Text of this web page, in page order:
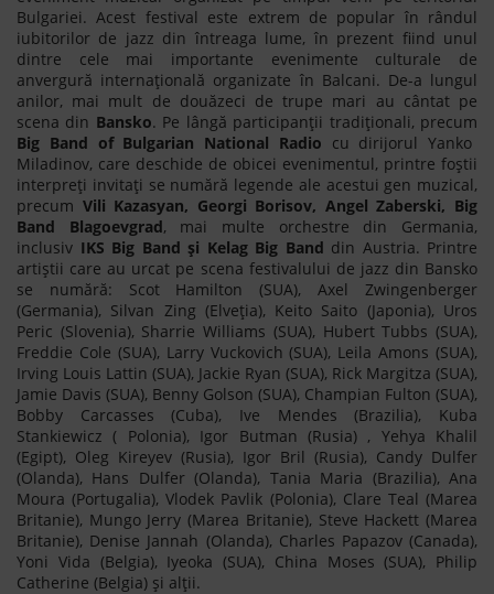
Bulgariei. Acest festival este extrem de popular în rândul
iubitorilor de jazz din întreaga lume, în prezent fiind unul
dintre cele mai importante evenimente culturale de
anvergură internațională organizate în Balcani. De-a lungul
anilor, mai mult de douăzeci de trupe mari au cântat pe
scena din Bansko. Pe lângă participanții tradiționali, precum
Big Band of Bulgarian National Radio cu dirijorul Yanko
Miladinov, care deschide de obicei evenimentul, printre foștii
interpreți invitați se numără legende ale acestui gen muzical,
precum Vili Kazasyan, Georgi Borisov, Angel Zaberski, Big
Band Blagoevgrad, mai multe orchestre din Germania,
inclusiv IKS Big Band și Kelag Big Band din Austria. Printre
artiştii care au urcat pe scena festivalului de jazz din Bansko
se numără: Scot Hamilton (SUA), Axel Zwingenberger
(Germania), Silvan Zing (Elveția), Keito Saito (Japonia), Uros
Peric (Slovenia), Sharrie Williams (SUA), Hubert Tubbs (SUA),
Freddie Cole (SUA), Larry Vuckovich (SUA), Leila Amons (SUA),
Irving Louis Lattin (SUA), Jackie Ryan (SUA), Rick Margitza (SUA),
Jamie Davis (SUA), Benny Golson (SUA), Champian Fulton (SUA),
Bobby Carcasses (Cuba), Ive Mendes (Brazilia), Kuba
Stankiewicz ( Polonia), Igor Butman (Rusia) , Yehya Khalil
(Egipt), Oleg Kireyev (Rusia), Igor Bril (Rusia), Candy Dulfer
(Olanda), Hans Dulfer (Olanda), Tania Maria (Brazilia), Ana
Moura (Portugalia), Vlodek Pavlik (Polonia), Clare Teal (Marea
Britanie), Mungo Jerry (Marea Britanie), Steve Hackett (Marea
Britanie), Denise Jannah (Olanda), Charles Papazov (Canada),
Yoni Vida (Belgia), Iyeoka (SUA), China Moses (SUA), Philip
Catherine (Belgia) și alții.